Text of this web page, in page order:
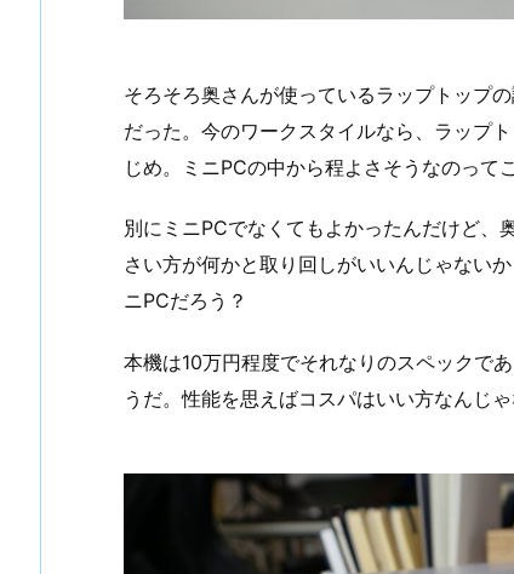
そろそろ奥さんが使っているラップトップ
だった。今のワークスタイルなら、ラップ
じめ。ミニPCの中から程よさそうなのって
別にミニPCでなくてもよかったんだけど、
さい方が何かと取り回しがいいんじゃない
ニPCだろう？
本機は10万円程度でそれなりのスペックで
うだ。性能を思えばコスパはいい方なんじ